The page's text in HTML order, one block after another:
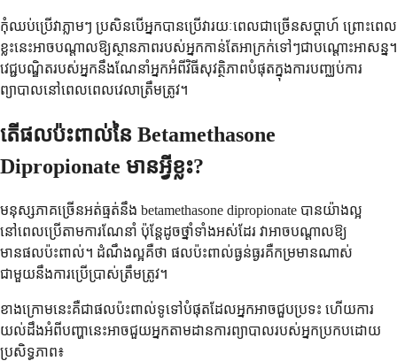
កុំឈប់ប្រើវាភ្លាមៗ ប្រសិនបើអ្នកបានប្រើវារយៈពេលជាច្រើនសប្តាហ៍ ព្រោះពេល
ខ្លះនេះអាចបណ្តាលឱ្យស្ថានភាពរបស់អ្នកកាន់តែអាក្រក់ទៅៗជាបណ្តោះអាសន្ន។
វេជ្ជបណ្ឌិតរបស់អ្នកនឹងណែនាំអ្នកអំពីវិធីសុវត្ថិភាពបំផុតក្នុងការបញ្ឈប់ការ
ព្យាបាលនៅពេលពេលវេលាត្រឹមត្រូវ។
តើផលប៉ះពាល់នៃ Betamethasone
Dipropionate មានអ្វីខ្លះ?
មនុស្សភាគច្រើនអត់ធ្មត់នឹង betamethasone dipropionate បានយ៉ាងល្អ
នៅពេលប្រើតាមការណែនាំ ប៉ុន្តែដូចថ្នាំទាំងអស់ដែរ វាអាចបណ្តាលឱ្យ
មានផលប៉ះពាល់។ ដំណឹងល្អគឺថា ផលប៉ះពាល់ធ្ងន់ធ្ងរគឺកម្រមានណាស់
ជាមួយនឹងការប្រើប្រាស់ត្រឹមត្រូវ។
ខាងក្រោមនេះគឺជាផលប៉ះពាល់ទូទៅបំផុតដែលអ្នកអាចជួបប្រទះ ហើយការ
យល់ដឹងអំពីបញ្ហានេះអាចជួយអ្នកតាមដានការព្យាបាលរបស់អ្នកប្រកបដោយ
ប្រសិទ្ធភាព៖